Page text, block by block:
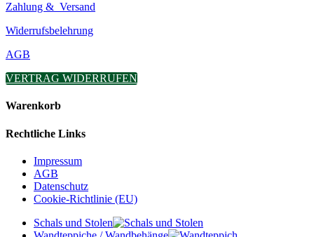
Zahlung & Versand
Widerrufsbelehrung
AGB
VERTRAG WIDERRUFEN
Warenkorb
Rechtliche Links
Impressum
AGB
Datenschutz
Cookie-Richtlinie (EU)
Schals und Stolen